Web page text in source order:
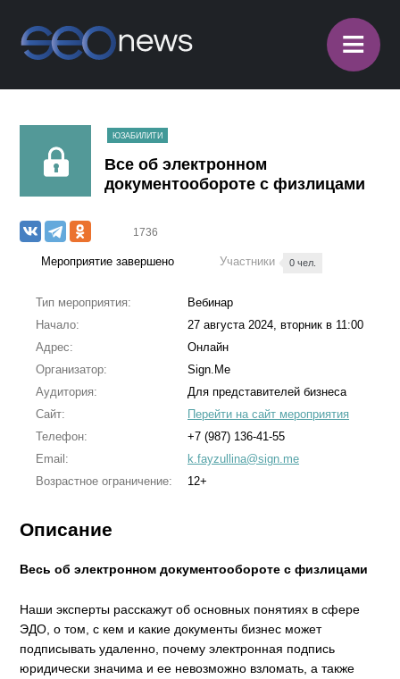
≡
ЮЗАБИЛИТИ
Все об электронном
документообороте с физлицами
1736
Мероприятие завершено Участники 0 чел.
Тип мероприятия:
Вебинар
Начало:
27 августа 2024, вторник в 11:00
Адрес:
Онлайн
Организатор:
Sign.Me
Аудитория:
Для представителей бизнеса
Сайт:
Перейти на сайт мероприятия
Телефон:
+7 (987) 136-41-55
Email:
k.fayzullina@sign.me
Возрастное ограничение:
12+
Описание
Весь об электронном документообороте с физлицами
Наши эксперты расскажут об основных понятиях в сфере
ЭДО, о том, с кем и какие документы бизнес может
подписывать удаленно, почему электронная подпись
юридически значима и ее невозможно взломать, а также